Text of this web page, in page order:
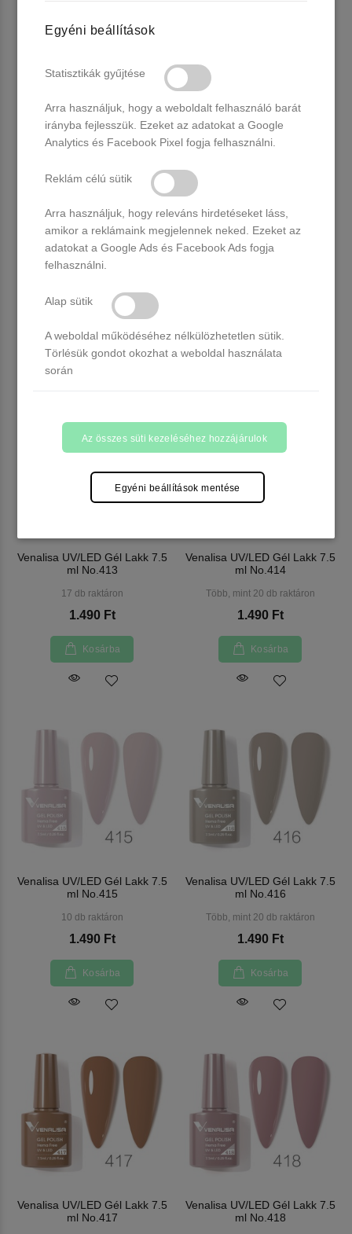
Venalisa UV/LED Gél Lakk 7.5
ml No.413
17 db raktáron
1.490 Ft
Kosárba
Venalisa UV/LED Gél Lakk 7.5
ml No.414
Több, mint 20 db raktáron
1.490 Ft
Kosárba
Venalisa UV/LED Gél Lakk 7.5
ml No.415
10 db raktáron
1.490 Ft
Kosárba
Venalisa UV/LED Gél Lakk 7.5
ml No.416
Több, mint 20 db raktáron
1.490 Ft
Kosárba
Venalisa UV/LED Gél Lakk 7.5
ml No.417
Venalisa UV/LED Gél Lakk 7.5
ml No.418
Egyéni beállítások
Statisztikák gyűjtése
Arra használjuk, hogy a weboldalt felhasználó barát
irányba fejlesszük. Ezeket az adatokat a Google
Analytics és Facebook Pixel fogja felhasználni.
Reklám célú sütik
Arra használjuk, hogy releváns hirdetéseket láss,
amikor a reklámaink megjelennek neked. Ezeket az
adatokat a Google Ads és Facebook Ads fogja
felhasználni.
Alap sütik
A weboldal működéséhez nélkülözhetetlen sütik.
Törlésük gondot okozhat a weboldal használata
során
Az összes süti kezeléséhez hozzájárulok
Egyéni beállítások mentése